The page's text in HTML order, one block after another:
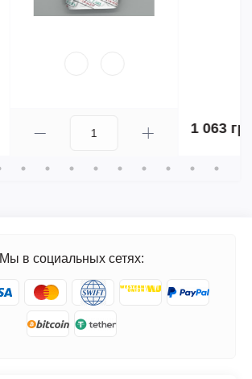
1 063 грн.
Мы в социальных сетях: